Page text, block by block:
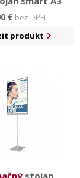
€bez DPH
produkt